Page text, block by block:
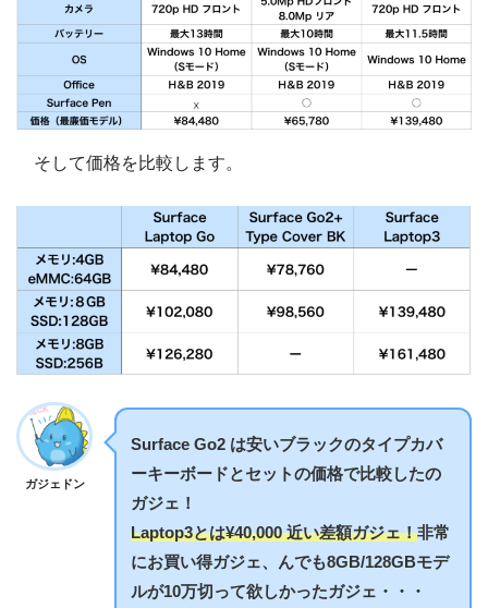
そして価格を比較します。
ガジェドン
Surface Go2 は安いブラックのタイプカバ
ーキーボードとセットの価格で比較したの
ガジェ！
Laptop3とは¥40,000 近い差額ガジェ！非常
にお買い得ガジェ、んでも8GB/128GBモデ
ルが10万切って欲しかったガジェ・・・